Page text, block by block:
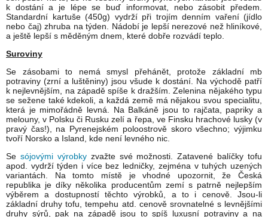
k dostání a je lépe se buď informovat, nebo zásobit předem.
Standardní kartuše (450g) vydrží při trojím denním vaření (jídlo
nebo čaj) zhruba na týden. Nádobí je lepší nerezové než hliníkové,
a ještě lepší s měděným dnem, které dobře rozvádí teplo.
Suroviny
Se zásobami to nemá smysl přehánět, protože základní mb
potraviny (zrní a luštěniny) jsou všude k dostání. Na východě patří
k nejlevnějším, na západě spíše k dražším. Zelenina nějakého typu
se sežene také kdekoli, a každá země má nějakou svou specialitu,
která je mimořádně levná. Na Balkáně jsou to rajčata, papriky a
melouny, v Polsku či Rusku zelí a řepa, ve Finsku hrachové lusky (v
pravý čas!), na Pyrenejském poloostrově skoro všechno; výjimku
tvoří Norsko a Island, kde není levného nic.
Se sójovými výrobkyzvažte své možnosti. Zatavené balíčky tofu
apod. vydrží týden i více bez ledničky, zejména v tuhých uzených
variantách. Na tomto místě je vhodné upozornit, že Česká
republika je díky několika producentům zemí s patrně nejlepším
výběrem a dostupností těchto výrobků, a to i cenově. Jsou-li
základní druhy tofu, tempehu atd. cenově srovnatelné s levnějšími
druhy sýrů, pak na západě jsou to spíš luxusní potraviny a na